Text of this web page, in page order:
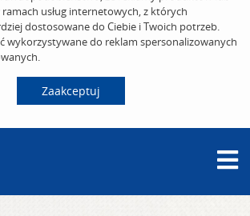
ramach usług internetowych, z których
dostosowane do Ciebie i Twoich potrzeb.
wykorzystywane do reklam spersonalizowanych
Zaakceptuj